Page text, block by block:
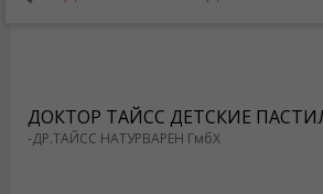
ДОКТОР ТАЙСС ДЕТСКИЕ
-ДР.ТАЙСС НАТУРВАРЕН ГмбХ